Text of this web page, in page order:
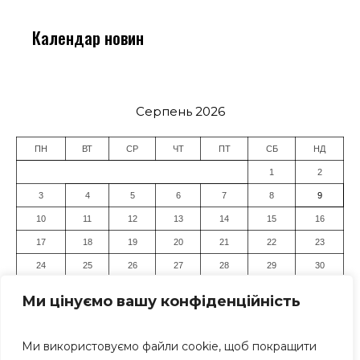
Ми цінуємо вашу конфіденційність
Ми використовуємо файли cookie, щоб покращити
Календар новин
Серпень 2026
ПН ВТ СР ЧТ ПТ СБ НД
1 2
3 4 5 6 7 8 9
10 11 12 13 14 15 16
17 18 19 20 21 22 23
24 25 26 27 28 29 30